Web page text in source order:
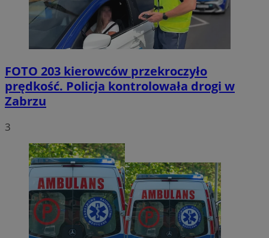
FOTO 203 kierowców przekroczyło
prędkość. Policja kontrolowała drogi w
Zabrzu
3